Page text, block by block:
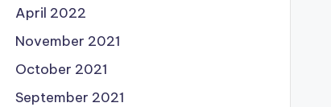
April 2022
November 2021
October 2021
September 2021